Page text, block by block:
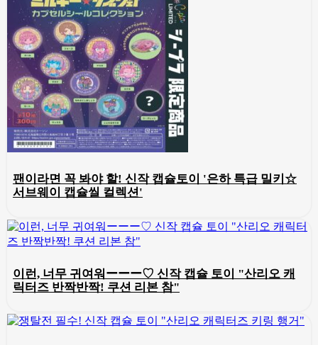
팬이라면 꼭 봐야 할! 신작 캡슐토이 '은하 특급 밀키☆
서브웨이 캡슐씰 컬렉션'
이런, 너무 귀여워ーーー♡ 신작 캡슐 토이 "산리오 캐
릭터즈 반짝반짝! 쿠션 리본 참"